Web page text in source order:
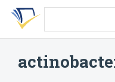
Skip
search
Skip
Skip
account